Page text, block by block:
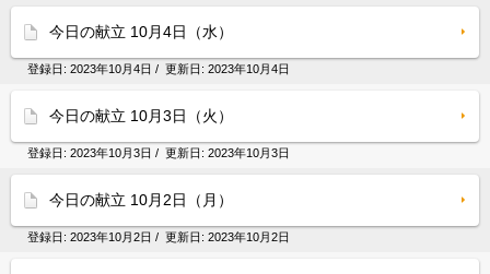
今日の献立 10月4日（水）
登録日: 2023年10月4日 / 更新日: 2023年10月4日
今日の献立 10月3日（火）
登録日: 2023年10月3日 / 更新日: 2023年10月3日
今日の献立 10月2日（月）
登録日: 2023年10月2日 / 更新日: 2023年10月2日